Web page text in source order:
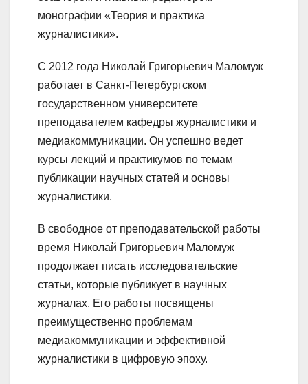
монографии «Теория и практика
журналистики».
С 2012 года Николай Григорьевич Маломуж
работает в Санкт-Петербургском
государственном университете
преподавателем кафедры журналистики и
медиакоммуникации. Он успешно ведет
курсы лекций и практикумов по темам
публикации научных статей и основы
журналистики.
В свободное от преподавательской работы
время Николай Григорьевич Маломуж
продолжает писать исследовательские
статьи, которые публикует в научных
журналах. Его работы посвящены
преимущественно проблемам
медиакоммуникации и эффективной
журналистики в цифровую эпоху.